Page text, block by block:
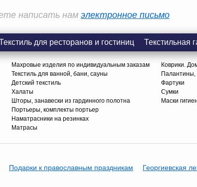
написать нам электронное письмо
для ресторанов и гостиниц Текстильная
Махровые изделия по индивидуальным заказам
Текстиль для ванной, бани, сауны
Детский текстиль
Халаты
Шторы, занавески из гардинного полотна
Портьеры, комплекты портьер
Наматрасники на резинках
Матрасы
Коврики.
Фартуки
Сумки
Маски
Подарки к православным праздникам
Георгиевская